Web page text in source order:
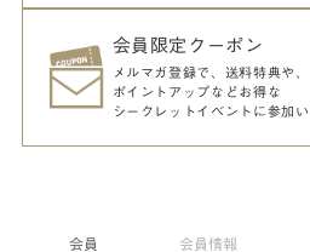
会員限定クーポン
メルマガ登録で、送料特典や、
ポイントアップなどお得な
シークレットイベントに参加い
会員
会員情報